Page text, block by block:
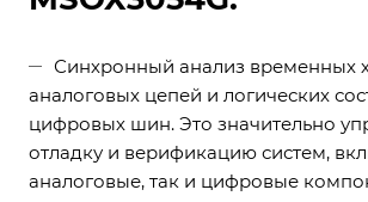
Синхронный анализ временных
аналоговых цепей и логических
цифровых шин. Это значительно
отладку и верификацию систем,
аналоговые, так и цифровые